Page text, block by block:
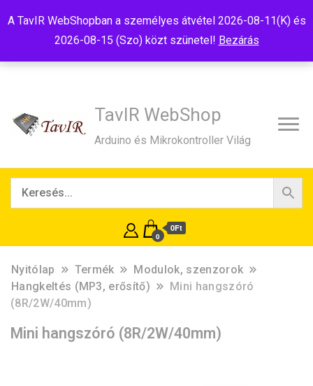
A TavIR WebShopban a személyes átvétel 2026-08-11(K) és
2026-08-15 (Szo) közt szünetel! Bezárás
TavIR WebShop
Arduino és Mikrokontroller Világ
0
0Ft
Nyitólap Termék
Modulok, szenzorok
Hangkeltés (MP3, erősítő)
Mini hangszóró
(8R/2W/40mm)
Mini hangszóró (8R/2W/40mm)